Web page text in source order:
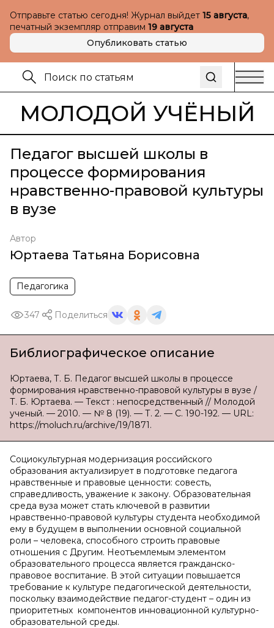
Отправьте статью сегодня! Журнал выйдет 15 августа,
печатный экземпляр отправим 19 августа
Опубликовать статью
МОЛОДОЙ УЧЁНЫЙ
Педагог высшей школы в
процессе формирования
нравственно-правовой культуры
в вузе
Автор
Юртаева Татьяна Борисовна
Педагогика
347 Поделиться
Библиографическое описание
Юртаева, Т. Б. Педагог высшей школы в процессе
формирования нравственно-правовой культуры в вузе /
Т. Б. Юртаева. — Текст : непосредственный // Молодой
ученый. — 2010. — № 8 (19). — Т. 2. — С. 190-192. — URL:
https://moluch.ru/archive/19/1871.
Социокультурная модернизация российского
образования актуализирует в подготовке педагога
нравственные и правовые ценности: совесть,
справедливость, уважение к закону. Образовательная
среда вуза может стать ключевой в развитии
нравственно-правовой культуры студента необходимой
ему в будущем в выполнении основной социальной
роли – человека, способного строить правовые
отношения с Другим. Неотъемлемым элементом
образовательного процесса является гражданско-
правовое воспитание. В этой ситуации повышается
требование к культуре педагогической деятельности,
поскольку взаимодействие педагог-студент – один из
приоритетных компонентов инновационной культурно-
образовательной среды.